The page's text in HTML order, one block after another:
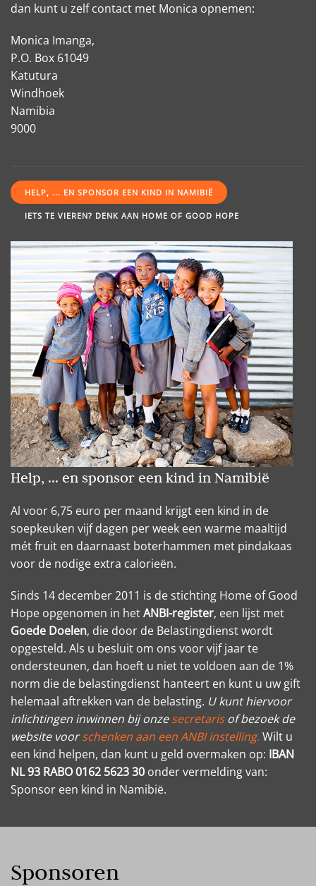
dan kunt u zelf contact met Monica opnemen:
Monica Imanga,
P.O. Box 61049
Katutura
Windhoek
Namibia
9000
HELP, ... EN SPONSOR EEN KIND IN NAMIBIË
IETS TE VIEREN? DENK AAN HOME OF GOOD HOPE
Help, ... en sponsor een kind in Namibië
Al voor 6,75 euro per maand krijgt een kind in de
soepkeuken vijf dagen per week een warme maaltijd
mét fruit en daarnaast boterhammen met pindakaas
voor de nodige extra calorieën.
Sinds 14 december 2011 is de stichting Home of Good
Hope opgenomen in hetANBI-register, een lijst met
Goede Doelen, die door de Belastingdienst wordt
opgesteld. Als u besluit om ons voor vijf jaar te
ondersteunen, dan hoeft u niet te voldoen aan de 1%
norm die de belastingdienst hanteert en kunt u uw gift
helemaal aftrekken van de belasting. U kunt hiervoor
inlichtingen inwinnen bij onzesecretarisof bezoek de
website voorschenken aan een ANBI instelling.Wilt u
een kind helpen, dan kunt u geld overmaken op: IBAN
NL 93 RABO 0162 5623 30 onder vermelding van:
Sponsor een kind in Namibië.
Sponsoren